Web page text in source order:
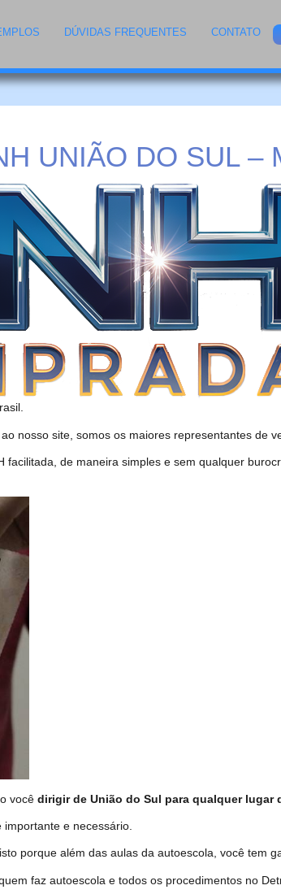
DÚVIDAS FREQUENTES CONTATO
UNIÃO DO SUL –
nosso site, somos os maiores representantes de
facilitada, de maneira simples e sem qualquer
você dirigir de União do Sul para qualquer lugar
e necessário.
porque além das aulas da autoescola, você tem
faz autoescola e todos os procedimentos no